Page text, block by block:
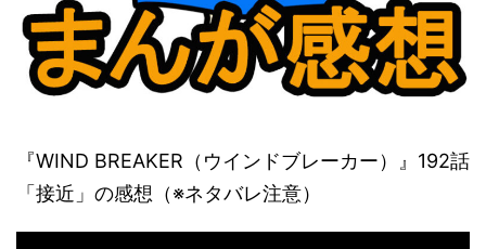
『WIND BREAKER（ウインドブレーカー）』192話
「接近」の感想（※ネタバレ注意）